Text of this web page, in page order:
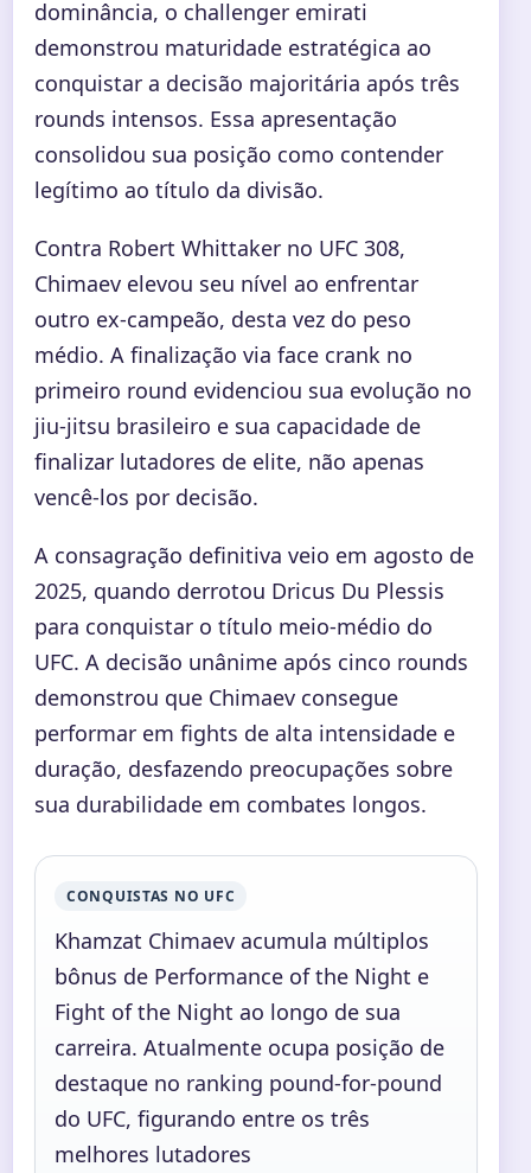
dominância, o challenger emirati
demonstrou maturidade estratégica ao
conquistar a decisão majoritária após três
rounds intensos. Essa apresentação
consolidou sua posição como contender
legítimo ao título da divisão.
Contra Robert Whittaker no UFC 308,
Chimaev elevou seu nível ao enfrentar
outro ex-campeão, desta vez do peso
médio. A finalização via face crank no
primeiro round evidenciou sua evolução no
jiu-jitsu brasileiro e sua capacidade de
finalizar lutadores de elite, não apenas
vencê-los por decisão.
A consagração definitiva veio em agosto de
2025, quando derrotou Dricus Du Plessis
para conquistar o título meio-médio do
UFC. A decisão unânime após cinco rounds
demonstrou que Chimaev consegue
performar em fights de alta intensidade e
duração, desfazendo preocupações sobre
sua durabilidade em combates longos.
CONQUISTAS NO UFC
Khamzat Chimaev acumula múltiplos
bônus de Performance of the Night e
Fight of the Night ao longo de sua
carreira. Atualmente ocupa posição de
destaque no ranking pound-for-pound
do UFC, figurando entre os três
melhores lutadores